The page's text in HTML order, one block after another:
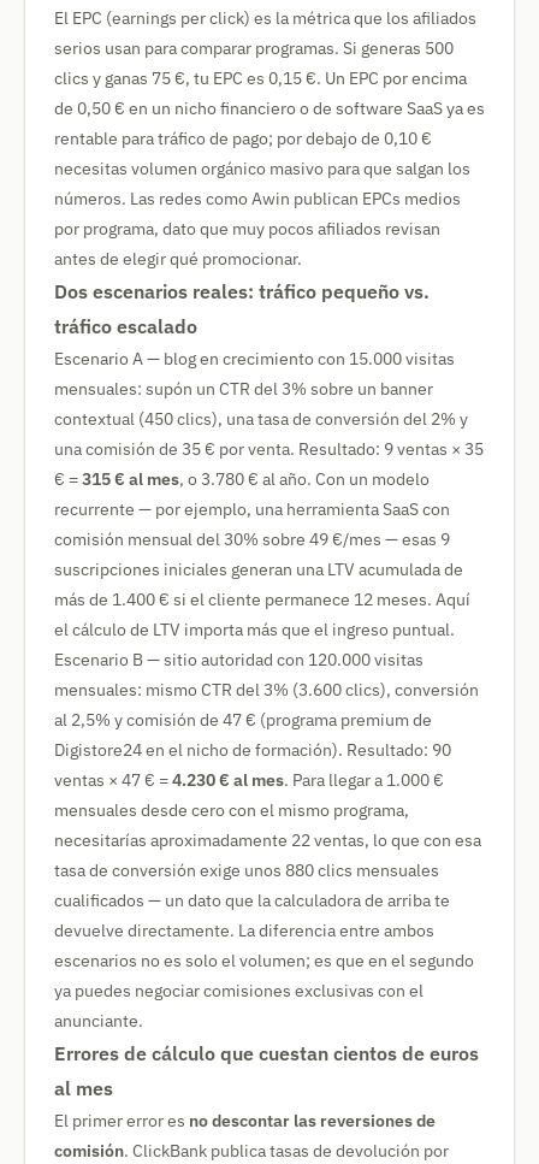
El EPC (earnings per click) es la métrica que los afiliados
serios usan para comparar programas. Si generas 500
clics y ganas 75 €, tu EPC es 0,15 €. Un EPC por encima
de 0,50 € en un nicho financiero o de software SaaS ya es
rentable para tráfico de pago; por debajo de 0,10 €
necesitas volumen orgánico masivo para que salgan los
números. Las redes como Awin publican EPCs medios
por programa, dato que muy pocos afiliados revisan
antes de elegir qué promocionar.
Dos escenarios reales: tráfico pequeño vs.
tráfico escalado
Escenario A — blog en crecimiento con 15.000 visitas
mensuales: supón un CTR del 3% sobre un banner
contextual (450 clics), una tasa de conversión del 2% y
una comisión de 35 € por venta. Resultado: 9 ventas × 35
€ =315 € al mes, o 3.780 € al año. Con un modelo
recurrente — por ejemplo, una herramienta SaaS con
comisión mensual del 30% sobre 49 €/mes — esas 9
suscripciones iniciales generan una LTV acumulada de
más de 1.400 € si el cliente permanece 12 meses. Aquí
el cálculo de LTV importa más que el ingreso puntual.
Escenario B — sitio autoridad con 120.000 visitas
mensuales: mismo CTR del 3% (3.600 clics), conversión
al 2,5% y comisión de 47 € (programa premium de
Digistore24 en el nicho de formación). Resultado: 90
ventas × 47 € =4.230 € al mes. Para llegar a 1.000 €
mensuales desde cero con el mismo programa,
necesitarías aproximadamente 22 ventas, lo que con esa
tasa de conversión exige unos 880 clics mensuales
cualificados — un dato que la calculadora de arriba te
devuelve directamente. La diferencia entre ambos
escenarios no es solo el volumen; es que en el segundo
ya puedes negociar comisiones exclusivas con el
anunciante.
Errores de cálculo que cuestan cientos de euros
al mes
El primer error es no descontar las reversiones de
comisión. ClickBank publica tasas de devolución por